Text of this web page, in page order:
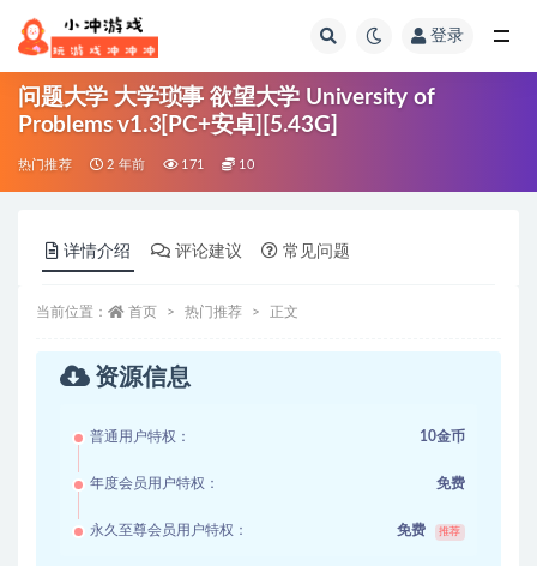
登录
问题大学 大学琐事 欲望大学 University of
Problems v1.3[PC+安卓][5.43G]
热门推荐 2 年前 171 10
详情介绍 评论建议 常见问题
当前位置： 首页 热门推荐 正文
资源信息
普通用户特权： 10金币
年度会员用户特权： 免费
永久至尊会员用户特权： 免费 推荐